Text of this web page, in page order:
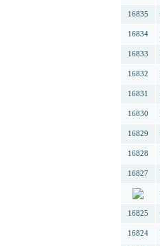
16835
16834
16833
16832
16831
16830
16829
16828
16827
16825
16824